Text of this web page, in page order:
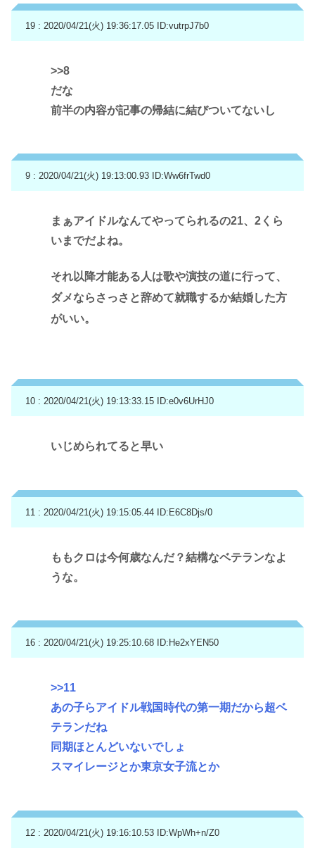
19 : 2020/04/21(火) 19:36:17.05 ID:vutrpJ7b0
>>8
だな
前半の内容が記事の帰結に結びついてないし
9 : 2020/04/21(火) 19:13:00.93 ID:Ww6frTwd0
まぁアイドルなんてやってられるの21、2くら
いまでだよね。
それ以降才能ある人は歌や演技の道に行って、
ダメならさっさと辞めて就職するか結婚した方
がいい。
10 : 2020/04/21(火) 19:13:33.15 ID:e0v6UrHJ0
いじめられてると早い
11 : 2020/04/21(火) 19:15:05.44 ID:E6C8Djs/0
ももクロは今何歳なんだ？結構なベテランなよ
うな。
16 : 2020/04/21(火) 19:25:10.68 ID:He2xYEN50
>>11
あの子らアイドル戦国時代の第一期だから超ベ
テランだね
同期ほとんどいないでしょ
スマイレージとか東京女子流とか
12 : 2020/04/21(火) 19:16:10.53 ID:WpWh+n/Z0